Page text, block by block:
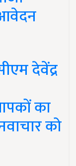
देवेंद्र
का
को